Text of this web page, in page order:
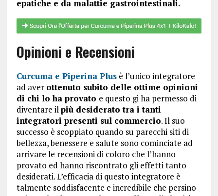
epatiche e da malattie gastrointestinali.
Opinioni e Recensioni
Curcuma e Piperina Plusè l’unico integratore
ad aver ottenuto subito delle ottime opinioni
di chi lo ha provato e questo gi ha permesso di
diventare ilpiù desiderato tra i tanti
integratori presenti sul commercio. Il suo
successo è scoppiato quando su parecchi siti di
bellezza, benessere e salute sono cominciate ad
arrivare le recensioni di coloro che l’hanno
provato ed hanno riscontrato gli effetti tanto
desiderati. L’efficacia di questo integratore è
talmente soddisfacente e incredibile che persino